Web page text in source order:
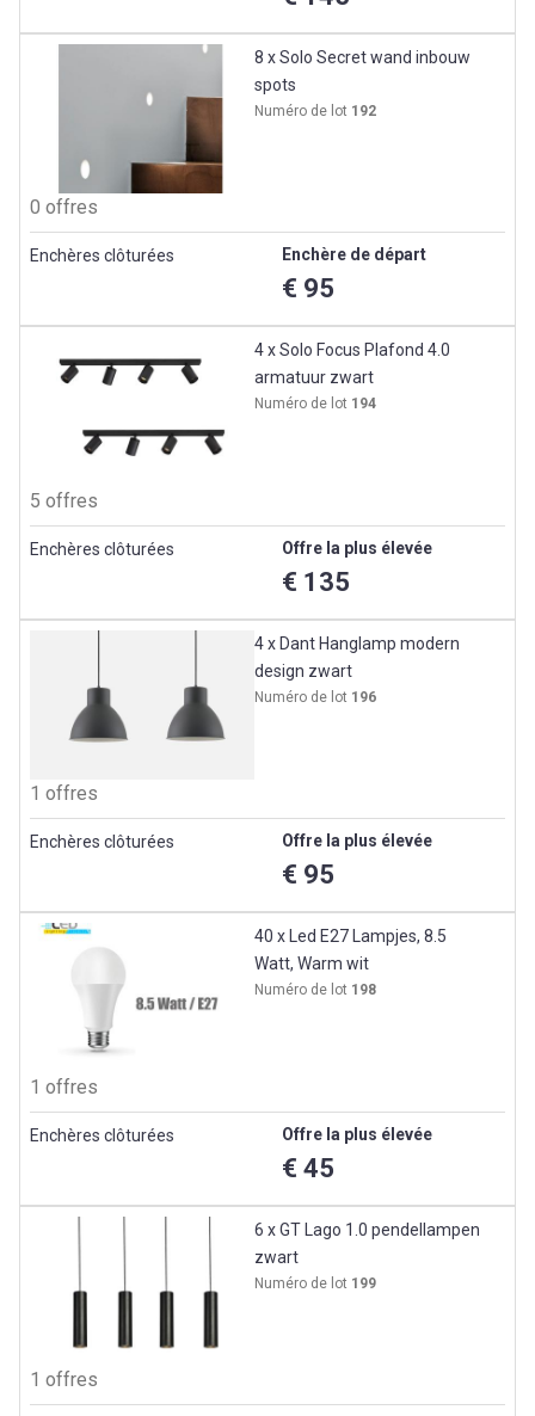
8 x Solo Secret wand inbouw
spots
Numéro de lot 192
0 offres
Enchères clôturées Enchère de départ
€ 95
4 x Solo Focus Plafond 4.0
armatuur zwart
Numéro de lot 194
5 offres
Enchères clôturées Offre la plus élevée
€ 135
4 x Dant Hanglamp modern
design zwart
Numéro de lot 196
1 offres
Enchères clôturées Offre la plus élevée
€ 95
40 x Led E27 Lampjes, 8.5
Watt, Warm wit
Numéro de lot 198
1 offres
Enchères clôturées Offre la plus élevée
€ 45
6 x GT Lago 1.0 pendellampen
zwart
Numéro de lot 199
1 offres